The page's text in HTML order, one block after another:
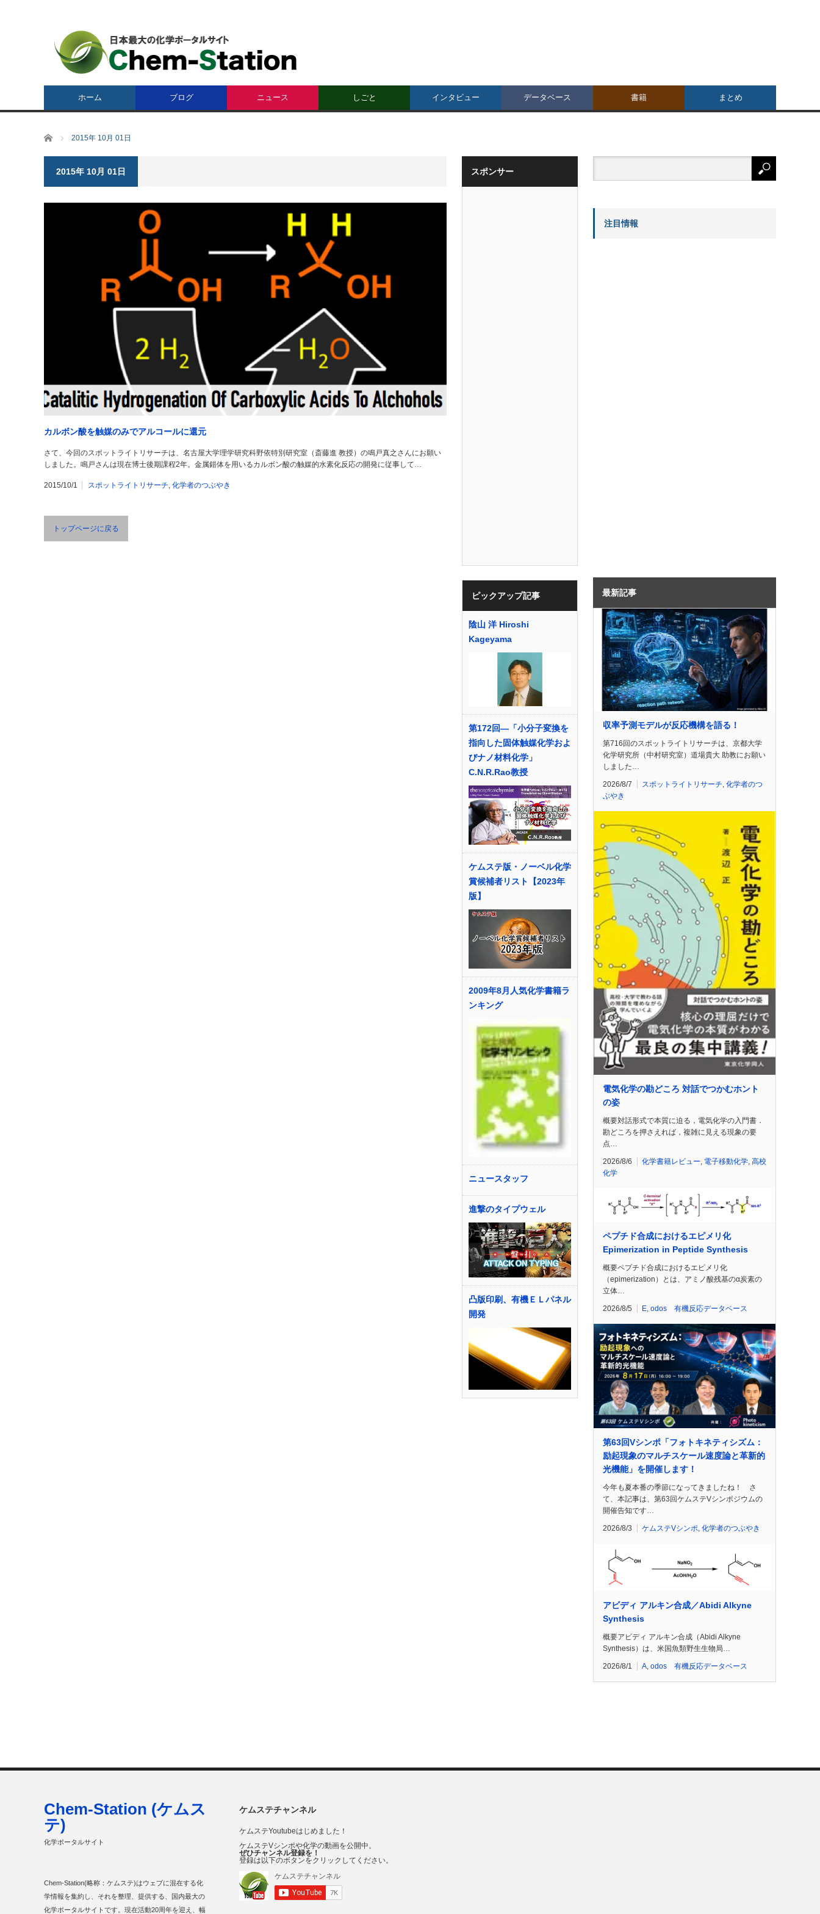
ホーム ブログ ニュース しごと インタビュー データベース 書籍 まとめ
ホーム 2015年 10月 01日
2015年 10月 01日
カルボン酸を触媒のみでアルコールに還元
さて、今回のスポットライトリサーチは、名古屋大学理学研究科野依特別研究室（斎藤進 教授）の鳴戸真之さんにお願い
しました。鳴戸さんは現在博士後期課程2年。金属錯体を用いるカルボン酸の触媒的水素化反応の開発に従事して…
2015/10/1 スポットライトリサーチ, 化学者のつぶやき
トップページに戻る
スポンサー
ピックアップ記事
陰山 洋 Hiroshi
Kageyama
第172回―「小分子変換を
指向した固体触媒化学およ
びナノ材料化学」
C.N.R.Rao教授
ケムステ版・ノーベル化学
賞候補者リスト【2023年
版】
2009年8月人気化学書籍ラ
ンキング
ニュースタッフ
進撃のタイプウェル
凸版印刷、有機ＥＬパネル
開発
注目情報
最新記事
収率予測モデルが反応機構を語る！
第716回のスポットライトリサーチは、京都大学
化学研究所（中村研究室）道場貴大 助教にお願い
しました…
2026/8/7 スポットライトリサーチ 化学者のつ
ぶやき
電気化学の勘どころ 対話でつかむホント
の姿
概要対話形式で本質に迫る，電気化学の入門書．
勘どころを押さえれば，複雑に見える現象の要
点…
2026/8/6 化学書籍レビュー 電子移動化学 高校
化学
ペプチド合成におけるエピメリ化
Epimerization in Peptide Synthesis
概要ペプチド合成におけるエピメリ化
（epimerization）とは、アミノ酸残基のα炭素の
立体…
2026/8/5 E odos 有機反応データベース
第63回Vシンポ「フォトキネティシズム：
励起現象のマルチスケール速度論と革新的
光機能」を開催します！
今年も夏本番の季節になってきましたね！ さ
て、本記事は、第63回ケムステVシンポジウムの
開催告知です…
2026/8/3 ケムステVシンポ, 化学者のつぶやき
アビディ アルキン合成／Abidi Alkyne
Synthesis
概要アビディ アルキン合成（Abidi Alkyne
Synthesis）は、米国魚類野生生物局…
2026/8/1 A, odos 有機反応データベース
ケムステチャンネル
ケムステYoutubeはじめました！
ケムステVシンポや化学の動画を公開中。
ぜひチャンネル登録を！
登録は以下のボタンをクリックしてください。
Chem-Station (ケムス
テ)
化学ポータルサイト
Chem-Station(略称：ケムステ)はウェブに混在する化
学情報を集約し、それを整理、提供する、国内最大の
化学ポータルサイトです。現在活動20周年を迎え、幅